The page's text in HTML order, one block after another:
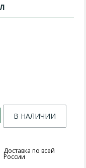
В НАЛИЧИИ
Доставка по всей
России